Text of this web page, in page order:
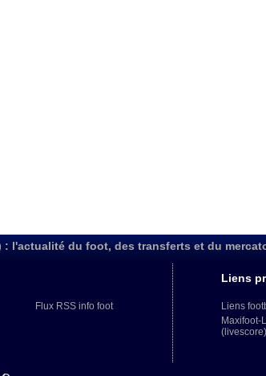
: l'actualité du foot, des transferts et du
Flux RSS info foot
Liens
Liens
Maxifoot-
(livescore)